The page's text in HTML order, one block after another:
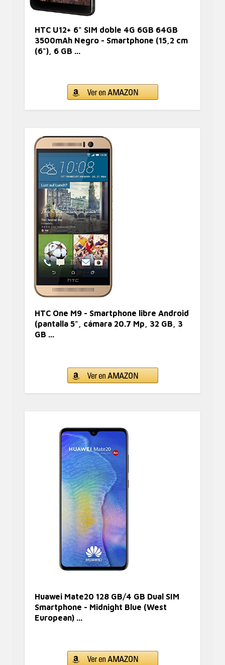
HTC U12+ 6" SIM doble 4G 6GB 64GB
3500mAh Negro - Smartphone (15,2 cm
(6"), 6 GB ...
HTC One M9 - Smartphone libre Android
(pantalla 5", cámara 20.7 Mp, 32 GB, 3
GB ...
Huawei Mate20 128 GB/4 GB Dual SIM
Smartphone - Midnight Blue (West
European) ...